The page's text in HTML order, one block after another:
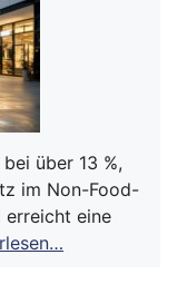
über 13 %,
im Non-Food-
erreicht eine